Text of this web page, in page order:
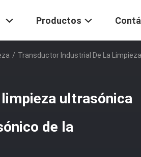
Productos
/ Transductor Industrial De La
ultrasónica
de la